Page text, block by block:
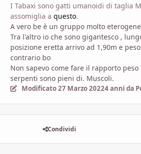
I Tabaxi sono gatti umanoidi di taglia
assomiglia a questo.
A vero be è un gruppo molto
Tra l'altro io che sono gigantesco ,
posizione eretta arrivo ad 1,90m e
contrario bo
Non sapevo come fare il rapporto
serpenti sono pieni di. Muscoli.
Modificato27 Marzo 20224 anni da
Condividi